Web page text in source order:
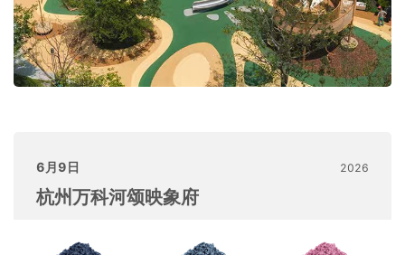
6月9日 2026
杭州万科河颂映象府